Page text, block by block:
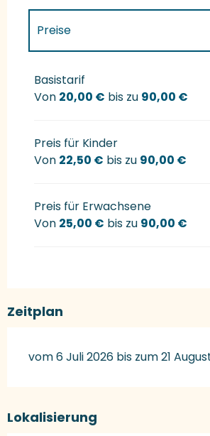
Preise
Preise 2027
Basistarif
Von 20,00 € bis zu 90,00 €
Preis für Kinder
Von 22,50 € bis zu 90,00 €
Preis für Erwachsene
Von 25,00 € bis zu 90,00 €
Zeitplan
vom 6 Juli 2026 bis zum 21
Lokalisierung